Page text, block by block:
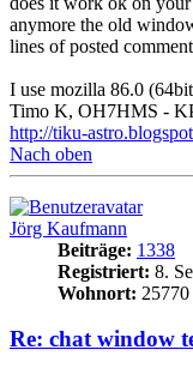
anymore the old
lines of posted
I use mozilla 86.0
Timo K, OH7HMS -
http://tiku-
Nach oben
Jörg Kaufmann
Beiträge: 1338
Registriert: 8.
Wohnort:
Re: chat window